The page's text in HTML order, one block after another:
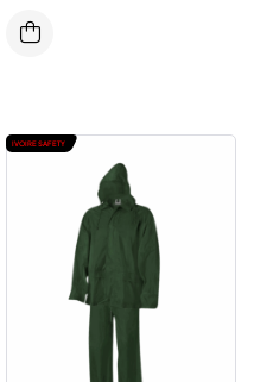
REFLECHISSANTES
IVOIRE SAFETY